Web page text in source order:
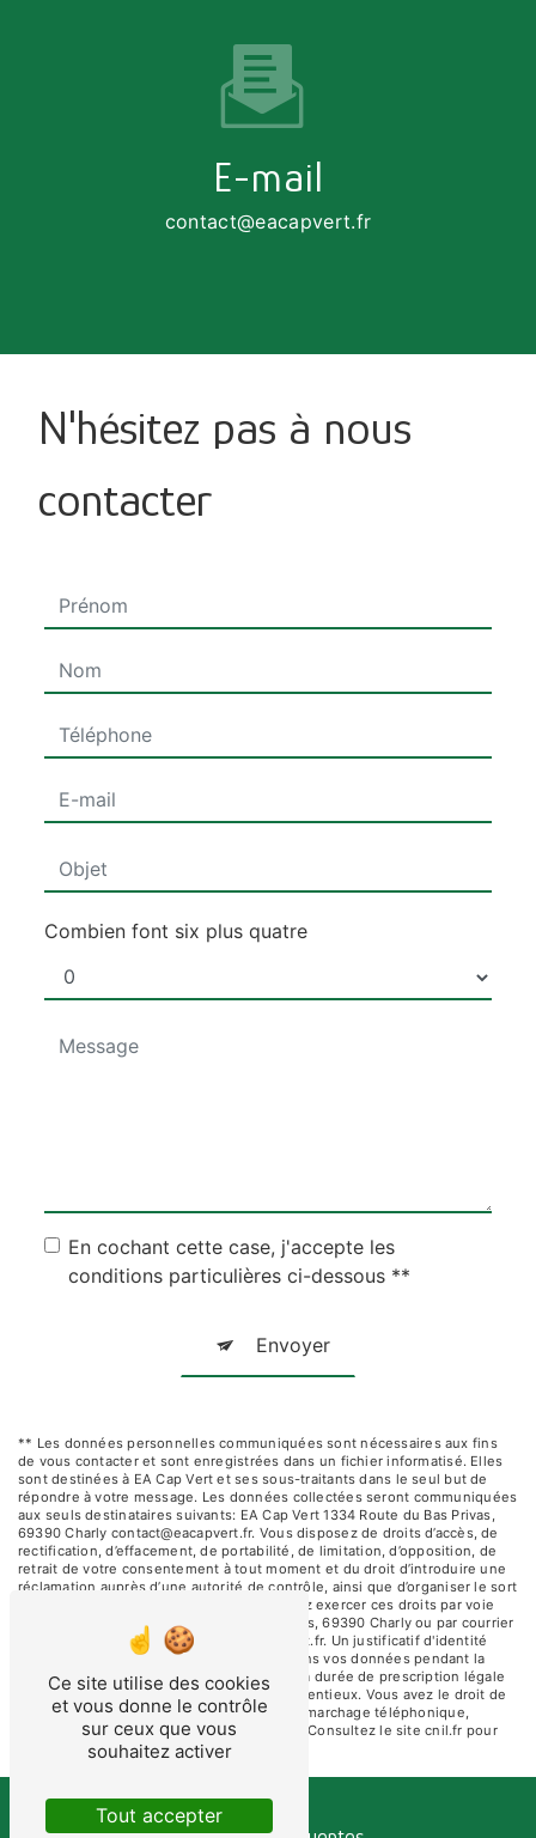
E-mail
contact@eacapvert.fr
N'hésitez pas à nous
contacter
Combien font six plus quatre
En cochant cette case, j'accepte les
conditions particulières ci-dessous **
Envoyer
** Les données personnelles communiquées sont nécessaires aux fins
de vous contacter et sont enregistrées dans un fichier informatisé. Elles
sont destinées à EA Cap Vert et ses sous-traitants dans le seul but de
répondre à votre message. Les données collectées seront communiquées
aux seuls destinataires suivants: EA Cap Vert 1334 Route du Bas Privas,
69390 Charly contact@eacapvert.fr. Vous disposez de droits d’accès, de
rectification, d’effacement, de portabilité, de limitation, d’opposition, de
retrait de votre consentement à tout moment et du droit d’introduire une
réclamation auprès d’une autorité de contrôle, ainsi que d’organiser le sort
de vos données post-mortem. Vous pouvez exercer ces droits par voie
postale à l'adresse 1334 Route du Bas Privas, 69390 Charly ou par courrier
électronique à l'adresse contact@eacapvert.fr. Un justificatif d'identité
pourra vous être demandé. Nous conservons vos données pendant la
période de prise de contact puis pendant la durée de prescription légale
aux fins probatoires et de gestion des contentieux. Vous avez le droit de
vous inscrire sur la liste d'opposition au démarchage téléphonique,
disponible à cette adresse:Bloctel.gouv.fr
. Consultez le site cnil.fr pour
plus d’informations sur vos droits.
Ce site utilise des cookies
et vous donne le contrôle
sur ceux que vous
souhaitez activer
Tout accepter